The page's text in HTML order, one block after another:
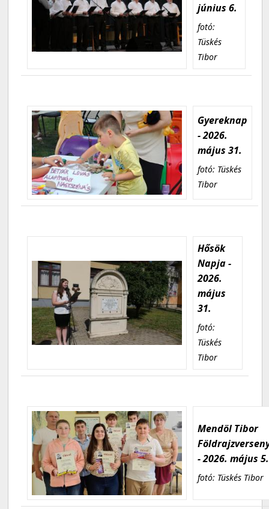
június 6.
fotó:
Tüskés
Tibor
Gyereknap
- 2026.
május 31.
fotó: Tüskés
Tibor
Hősök
Napja -
2026.
május
31.
fotó:
Tüskés
Tibor
Mendöl Tibor
- 2026. május 5.
fotó: Tüskés Tibor